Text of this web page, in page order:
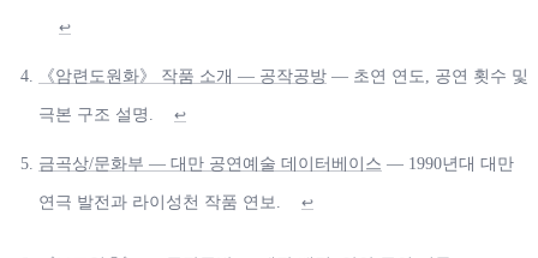
↩
《암련도원화》 작품 소개 — 공작공방 — 초연 연도, 공연 횟수 및
극본 구조 설명. ↩
금곡상/문화부 — 대만 공연예술 데이터베이스 — 1990년대 대만
연극 발전과 라이성천 작품 연보. ↩